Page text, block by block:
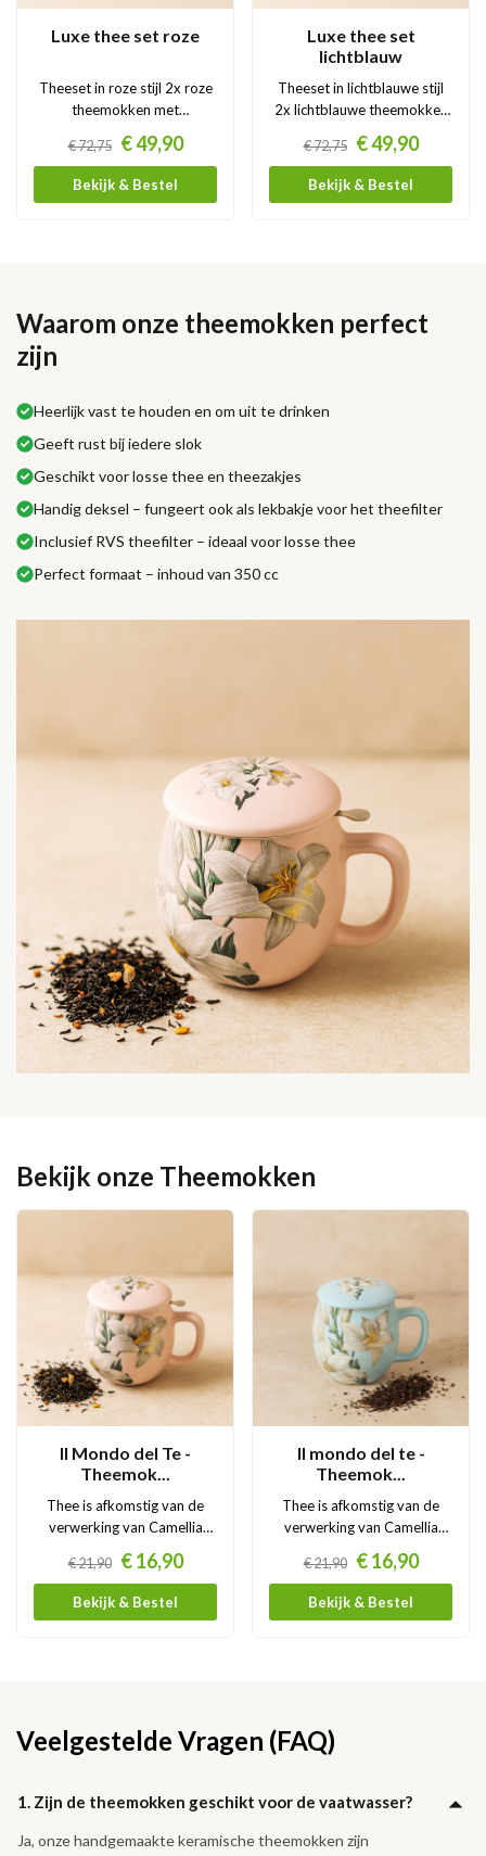
Luxe thee set roze
Prijs
€ 72,75 € 49,90
Bekijk & Bestel
Theeset in roze stijl 2x roze
theemokken met
roze theeblik – stijlvol en
Luxe thee set
lichtblauw
Prijs
€ 72,75 € 49,90
Bekijk & Bestel
Theeset in lichtblauwe stijl
2x lichtblauwe theemokken
lichtblauw theeblik – stijlvol
theezeef...
Waarom onze theemokken perfect
zijn
Heerlijk vast te houden en om uit te drinken
Geeft rust bij iedere slok
Geschikt voor losse thee en theezakjes
Handig deksel – fungeert ook als lekbakje voor het theefilter
Inclusief RVS theefilter – ideaal voor losse thee
Perfect formaat – inhoud van 350 cc
Bekijk onze Theemokken
Il Mondo del Te -
Theemok...
Prijs
€ 21,90 € 16,90
Bekijk & Bestel
Thee is afkomstig van de
verwerking van Camellia
in landen met een warm en
bloem van...
Il mondo del te -
Theemok...
Prijs
€ 21,90 € 16,90
Bekijk & Bestel
Thee is afkomstig van de
verwerking van Camellia
in landen met een warm en
bloem van...
Veelgestelde Vragen (FAQ)
1. Zijn de theemokken geschikt voor de vaatwasser?
Ja, onze handgemaakte keramische theemokken zijn